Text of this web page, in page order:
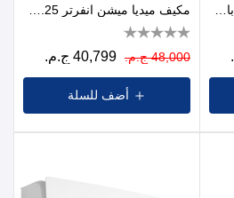
48,000 ج.م. 40,799 ج.م.
أضف للسلة